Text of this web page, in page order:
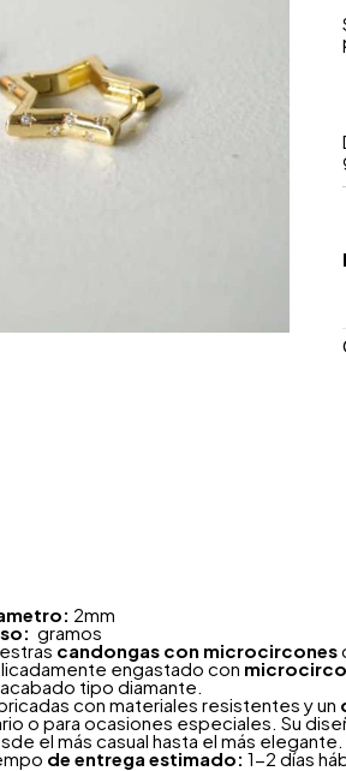
2mm
gramos
candongas con microcircones
engastado con
tipo diamante.
con materiales resistentes y un
o para ocasiones especiales. Su
el más casual hasta el más elegante.
de entrega estimado: 1-2 días